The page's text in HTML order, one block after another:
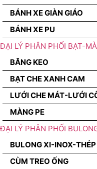
BÁNH XE GIÀN GIÁO
BÁNH XE PU
ĐẠI LÝ PHÂN PHỐI BẠT-
BĂNG KEO
BẠT CHE XANH CAM
LƯỚI CHE MÁT-LƯỚI
MÀNG PE
ĐẠI LÝ PHÂN PHỐI
BULONG XI-INOX-
CÙM TREO ỐNG